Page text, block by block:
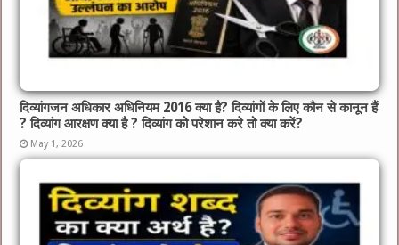
दिव्यांगजन अधिकार अधिनियम 2016 क्या है? दिव्यांगों के लिए कौन से कानून हैं
? दिव्यांग आरक्षण क्या है ? दिव्यांग को परेशान करे तो क्या करें?
May 1, 2026